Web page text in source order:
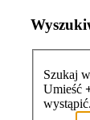
Szukaj
Umieść